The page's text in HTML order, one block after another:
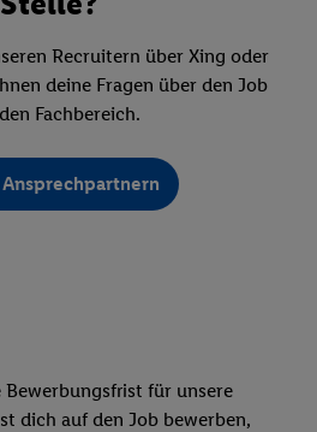
Recruitern über Xing oder
deine Fragen über den Job
Fachbereich.
für unsere
dich auf den Job bewerben,